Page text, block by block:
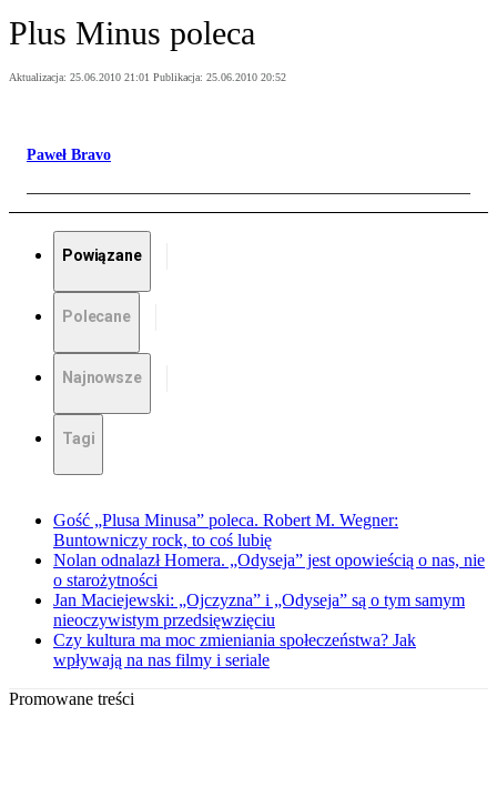
Plus Minus poleca
Aktualizacja: 25.06.2010 21:01 Publikacja: 25.06.2010 20:52
Paweł Bravo
Powiązane
Polecane
Najnowsze
Tagi
Gość „Plusa Minusa” poleca. Robert M. Wegner:
Buntowniczy rock, to coś lubię
Nolan odnalazł Homera. „Odyseja” jest opowieścią o nas, nie
o starożytności
Jan Maciejewski: „Ojczyzna” i „Odyseja” są o tym samym
nieoczywistym przedsięwzięciu
Czy kultura ma moc zmieniania społeczeństwa? Jak
wpływają na nas filmy i seriale
Promowane treści